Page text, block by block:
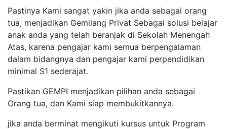
Pastinya Kami sangat yakin jika anda sebagai orang
tua, menjadikan Gemilang Privat Sebagai solusi belajar
anak anda yang telah beranjak di Sekolah Menengah
Atas, karena pengajar kami semua berpengalaman
dalam bidangnya dan pengajar kami perpendidikan
minimal S1 sederajat.
Pastikan GEMPI menjadikan pilihan anda sebagai
Orang tua, dan Kami siap membukitkannya.
jika anda berminat mengikuti kursus untuk Program